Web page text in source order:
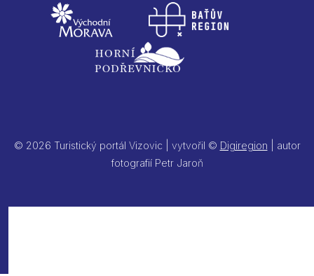
© 2026 Turistický portál Vizovic | vytvořil © Digiregion | autor
fotografií Petr Jaroň